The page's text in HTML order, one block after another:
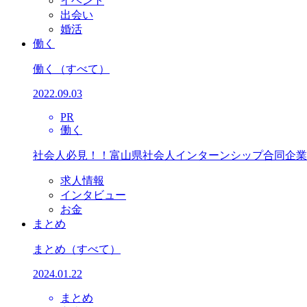
出会い
婚活
働く
働く （すべて）
2022.09.03
PR
働く
社会人必見！！富山県社会人インターンシップ合同企
求人情報
インタビュー
お金
まとめ
まとめ （すべて）
2024.01.22
まとめ